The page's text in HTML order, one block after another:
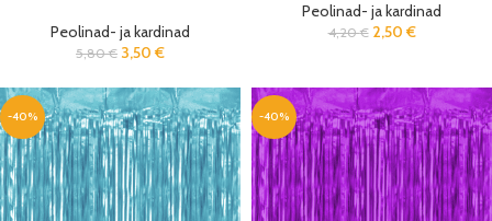
Peolinad- ja kardinad
5,80€ 3,50 €
Peolinad- ja kardinad
4,20€ 2,50 €
-40% -40%